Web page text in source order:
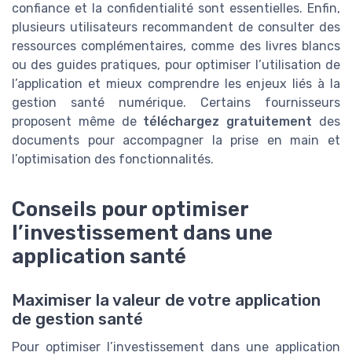
confiance et la confidentialité sont essentielles. Enfin,
plusieurs utilisateurs recommandent de consulter des
ressources complémentaires, comme des livres blancs
ou des guides pratiques, pour optimiser l’utilisation de
l’application et mieux comprendre les enjeux liés à la
gestion santé numérique. Certains fournisseurs
proposent même de téléchargez gratuitement des
documents pour accompagner la prise en main et
l’optimisation des fonctionnalités.
Conseils pour optimiser
l’investissement dans une
application santé
Maximiser la valeur de votre application
de gestion santé
Pour optimiser l’investissement dans une application